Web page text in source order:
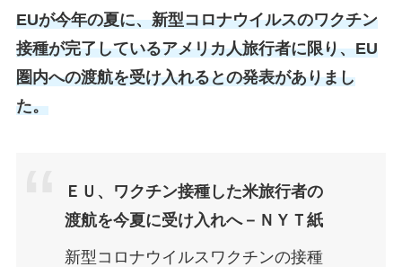
EUが今年の夏に、新型コロナウイルスのワクチン
接種が完了しているアメリカ人旅行者に限り、EU
圏内への渡航を受け入れるとの発表がありまし
た。
ＥＵ、ワクチン接種した米旅行者の
渡航を今夏に受け入れへ－ＮＹＴ紙
新型コロナウイルスワクチンの接種